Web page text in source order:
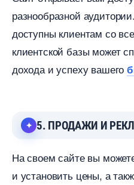
разнообразной
доступны клиентам со
клиентской базы может
дохода и успеху вашего
5. ПРОДАЖИ И
На своем сайте вы
и установить цены, а